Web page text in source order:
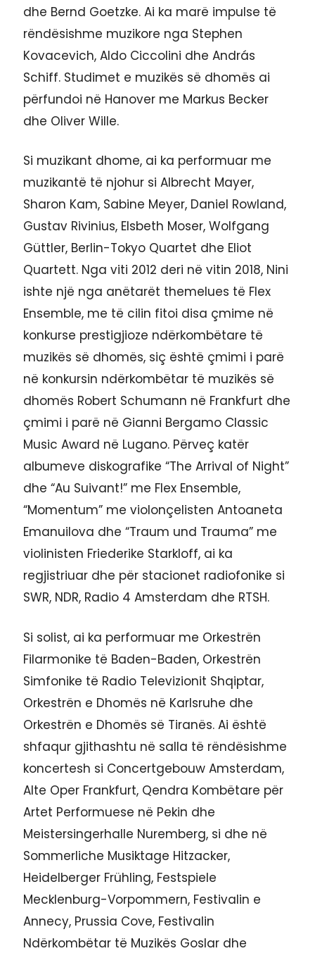
dhe Bernd Goetzke. Ai ka marë impulse të
rëndësishme muzikore nga Stephen
Kovacevich, Aldo Ciccolini dhe András
Schiff. Studimet e muzikës së dhomës ai
përfundoi në Hanover me Markus Becker
dhe Oliver Wille.
Si muzikant dhome, ai ka performuar me
muzikantë të njohur si Albrecht Mayer,
Sharon Kam, Sabine Meyer, Daniel Rowland,
Gustav Rivinius, Elsbeth Moser, Wolfgang
Güttler, Berlin-Tokyo Quartet dhe Eliot
Quartett. Nga viti 2012 deri në vitin 2018, Nini
ishte një nga anëtarët themelues të Flex
Ensemble, me të cilin fitoi disa çmime në
konkurse prestigjioze ndërkombëtare të
muzikës së dhomës, siç është çmimi i parë
në konkursin ndërkombëtar të muzikës së
dhomës Robert Schumann në Frankfurt dhe
çmimi i parë në Gianni Bergamo Classic
Music Award në Lugano. Përveç katër
albumeve diskografike “The Arrival of Night”
dhe “Au Suivant!” me Flex Ensemble,
“Momentum” me violonçelisten Antoaneta
Emanuilova dhe “Traum und Trauma” me
violinisten Friederike Starkloff, ai ka
regjistriuar dhe për stacionet radiofonike si
SWR, NDR, Radio 4 Amsterdam dhe RTSH.
Si solist, ai ka performuar me Orkestrën
Filarmonike të Baden-Baden, Orkestrën
Simfonike të Radio Televizionit Shqiptar,
Orkestrën e Dhomës në Karlsruhe dhe
Orkestrën e Dhomës së Tiranës. Ai është
shfaqur gjithashtu në salla të rëndësishme
koncertesh si Concertgebouw Amsterdam,
Alte Oper Frankfurt, Qendra Kombëtare për
Artet Performuese në Pekin dhe
Meistersingerhalle Nuremberg, si dhe në
Sommerliche Musiktage Hitzacker,
Heidelberger Frühling, Festspiele
Mecklenburg-Vorpommern, Festivalin e
Annecy, Prussia Cove, Festivalin
Ndërkombëtar të Muzikës Goslar dhe